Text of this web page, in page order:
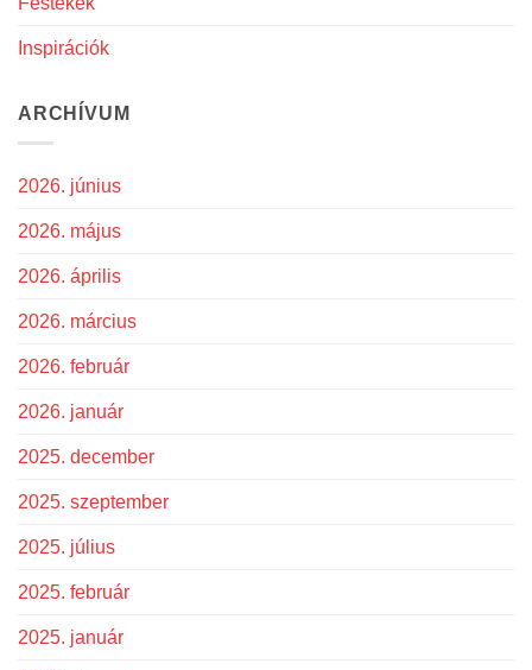
Inspirációk
ARCHÍVUM
2026. június
2026. május
2026. április
2026. március
2026. február
2026. január
2025. december
2025. szeptember
2025. július
2025. február
2025. január